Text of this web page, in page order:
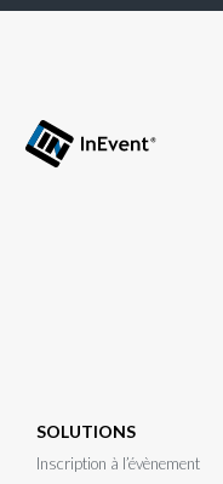
SOLUTIONS
Inscription à l’évènement